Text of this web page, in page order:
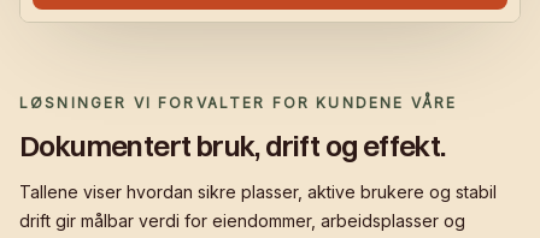
LØSNINGER VI FORVALTER FOR KUNDENE VÅRE
Dokumentert bruk, drift og effekt.
Tallene viser hvordan sikre plasser, aktive brukere og stabil
drift gir målbar verdi for eiendommer, arbeidsplasser og